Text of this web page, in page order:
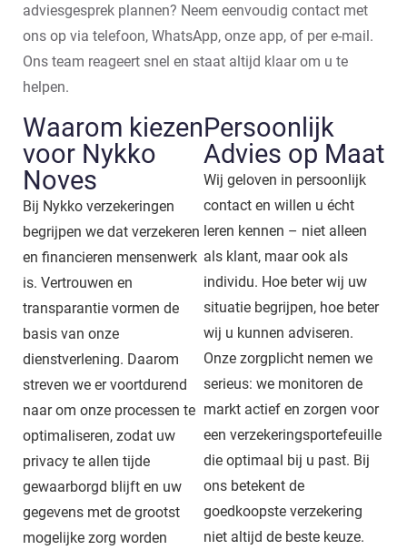
adviesgesprek plannen? Neem eenvoudig contact met
ons op via telefoon, WhatsApp, onze app, of per e-mail.
Ons team reageert snel en staat altijd klaar om u te
helpen.
Waarom kiezen
voor Nykko
Noves
Bij Nykko verzekeringen
begrijpen we dat verzekeren
en financieren mensenwerk
is. Vertrouwen en
transparantie vormen de
basis van onze
dienstverlening. Daarom
streven we er voortdurend
naar om onze processen te
optimaliseren, zodat uw
privacy te allen tijde
gewaarborgd blijft en uw
gegevens met de grootst
mogelijke zorg worden
Persoonlijk
Advies op Maat
Wij geloven in persoonlijk
contact en willen u écht
leren kennen – niet alleen
als klant, maar ook als
individu. Hoe beter wij uw
situatie begrijpen, hoe beter
wij u kunnen adviseren.
Onze zorgplicht nemen we
serieus: we monitoren de
markt actief en zorgen voor
een verzekeringsportefeuille
die optimaal bij u past. Bij
ons betekent de
goedkoopste verzekering
niet altijd de beste keuze.